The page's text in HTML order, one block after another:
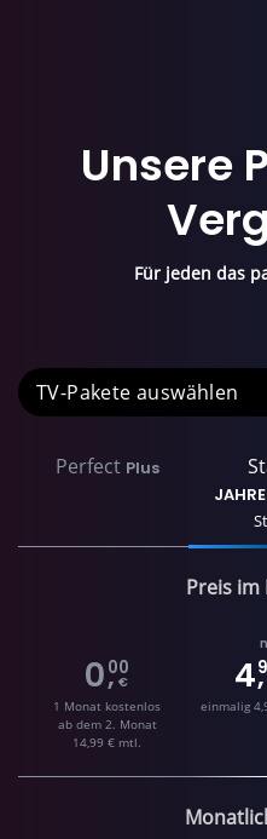
Unsere
Für jeden das
TV-Pakete
Perfect Plus
Preis im
0,00
€
1 Monat kostenlos
ab dem 2. Monat
14,99 € mtl.
4,
einmalig